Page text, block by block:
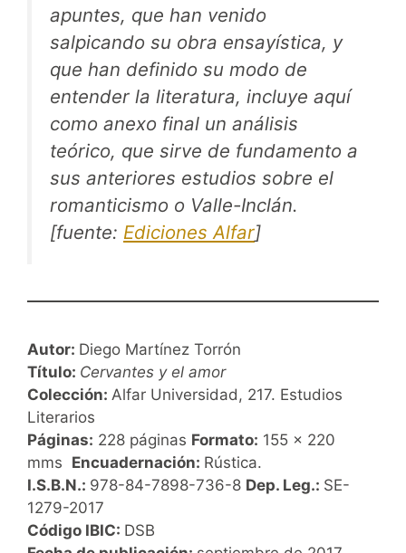
apuntes, que han venido
salpicando su obra ensayística, y
que han definido su modo de
entender la literatura, incluye aquí
como anexo final un análisis
teórico, que sirve de fundamento a
sus anteriores estudios sobre el
romanticismo o Valle-Inclán.
[fuente: Ediciones Alfar]
Autor: Diego Martínez Torrón
Título: Cervantes y el amor
Colección: Alfar Universidad, 217. Estudios
Literarios
Páginas: 228 páginas Formato: 155 x 220
mms Encuadernación: Rústica.
I.S.B.N.: 978-84-7898-736-8 Dep. Leg.: SE-
1279-2017
Código IBIC: DSB